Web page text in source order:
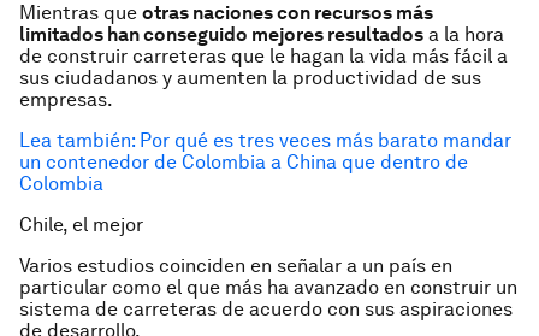
Mientras que otras naciones con recursos más
limitados han conseguido mejores resultados a la hora
de construir carreteras que le hagan la vida más fácil a
sus ciudadanos y aumenten la productividad de sus
empresas.
Lea también: Por qué es tres veces más barato mandar
un contenedor de Colombia a China que dentro de
Colombia
Chile, el mejor
Varios estudios coinciden en señalar a un país en
particular como el que más ha avanzado en construir un
sistema de carreteras de acuerdo con sus aspiraciones
de desarrollo.